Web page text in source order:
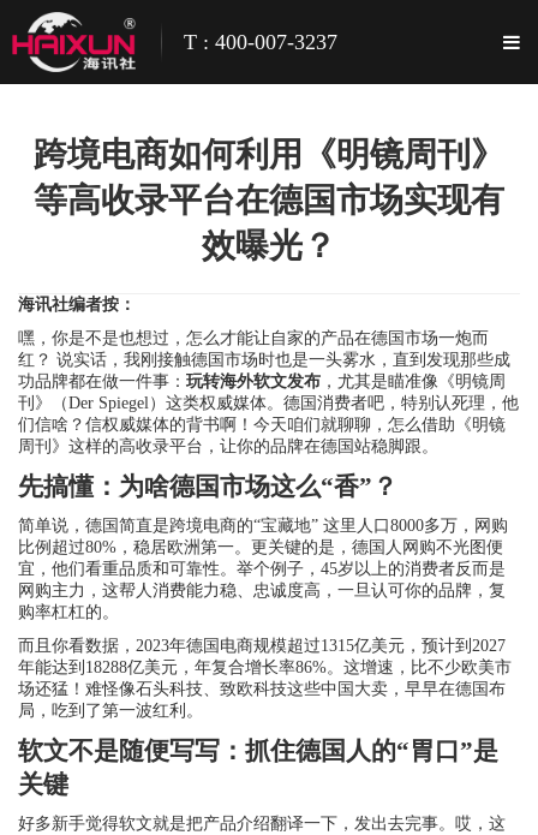
T : 400-007-3237
跨境电商如何利用《明镜周刊》
等高收录平台在德国市场实现有
效曝光？
海讯社编者按：
嘿，你是不是也想过，怎么才能让自家的产品在德国市场一炮而
红？ 说实话，我刚接触德国市场时也是一头雾水，直到发现那些成
功品牌都在做一件事： 玩转海外软文发布 ，尤其是瞄准像《明镜周
刊》（Der Spiegel）这类权威媒体。德国消费者吧，特别认死理，他
们信啥？信权威媒体的背书啊！今天咱们就聊聊，怎么借助《明镜
周刊》这样的高收录平台，让你的品牌在德国站稳脚跟。
先搞懂：为啥德国市场这么“香”？
简单说，德国简直是跨境电商的“宝藏地” 这里人口8000多万，网购
比例超过80%，稳居欧洲第一。更关键的是，德国人网购不光图便
宜，他们看重品质和可靠性。举个例子，45岁以上的消费者反而是
网购主力，这帮人消费能力稳、忠诚度高，一旦认可你的品牌，复
购率杠杠的。
而且你看数据，2023年德国电商规模超过1315亿美元，预计到2027
年能达到18288亿美元，年复合增长率86%。这增速，比不少欧美市
场还猛！难怪像石头科技、致欧科技这些中国大卖，早早在德国布
局，吃到了第一波红利。
软文不是随便写写：抓住德国人的“胃口”是
关键
好多新手觉得软文就是把产品介绍翻译一下，发出去完事。哎，这